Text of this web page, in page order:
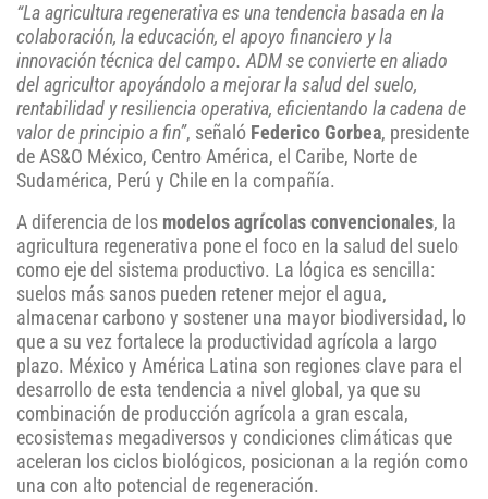
“La agricultura regenerativa es una tendencia basada en la
colaboración, la educación, el apoyo financiero y la
innovación técnica del campo. ADM se convierte en aliado
del agricultor apoyándolo a mejorar la salud del suelo,
rentabilidad y resiliencia operativa, eficientando la cadena de
valor de principio a fin”, señaló Federico Gorbea, presidente
de AS&O México, Centro América, el Caribe, Norte de
Sudamérica, Perú y Chile en la compañía.
A diferencia de los modelos agrícolas convencionales, la
agricultura regenerativa pone el foco en la salud del suelo
como eje del sistema productivo. La lógica es sencilla:
suelos más sanos pueden retener mejor el agua,
almacenar carbono y sostener una mayor biodiversidad, lo
que a su vez fortalece la productividad agrícola a largo
plazo. México y América Latina son regiones clave para el
desarrollo de esta tendencia a nivel global, ya que su
combinación de producción agrícola a gran escala,
ecosistemas megadiversos y condiciones climáticas que
aceleran los ciclos biológicos, posicionan a la región como
una con alto potencial de regeneración.